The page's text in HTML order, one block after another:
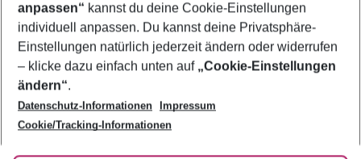
Footer
Footer navigation
Über uns
AGB
Bestpreisgarantie
Cookie-Einstellungen ändern
Cookie-Richtlinie
Agenturbetreuung
Barrierefreies Reisen
Folge uns
anpassen“ kannst du deine Cookie-Einstellungen
individuell anpassen. Du kannst deine Privatsphäre-
Einstellungen natürlich jederzeit ändern oder widerrufen
– klicke dazu einfach unten auf „Cookie-Einstellungen
ändern“.
Datenschutz-Informationen
Impressum
Cookie/Tracking-Informationen